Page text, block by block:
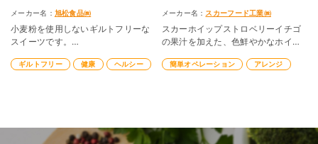
メーカー名： 旭松食品㈱
小麦粉を使用しないギルトフリーな
スイーツです。
でもお召し上がりいただくことがで
ギルトフリー 健康 ヘルシー
メーカー名： スカーフード工業㈱
スカーホイップストロベリーイチゴ
の果汁を加えた、色鮮やかなホイッ
イプとモンブランタイプから選べま
フォンサンドなどにもアレンジ可能
簡単オペレーション アレンジ